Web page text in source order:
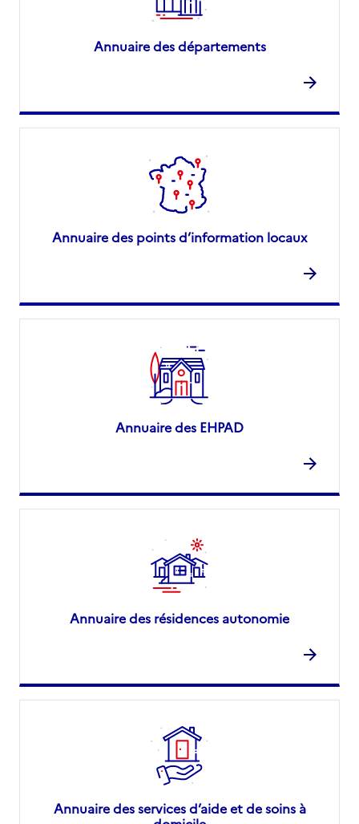
Annuaire des départements
Annuaire des points d’information locaux
Annuaire des EHPAD
Annuaire des résidences autonomie
Annuaire des services d’aide et de soins à